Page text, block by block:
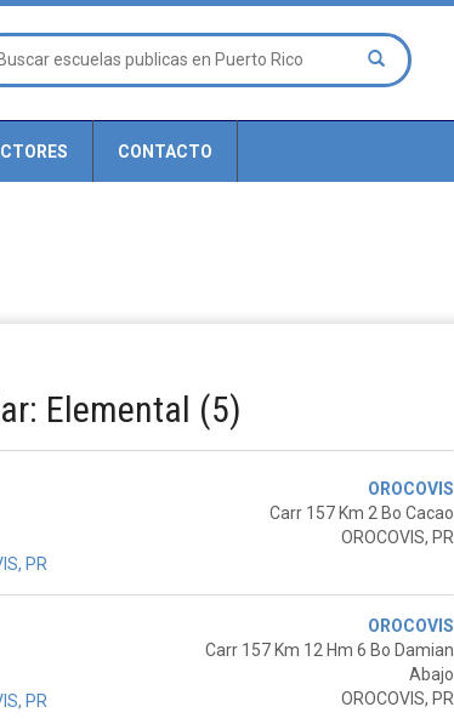
CONTACTO
Elemental (5)
PR
OROCOVIS
Carr 157 Km 2 Bo Cacao
OROCOVIS, PR
PR
OROCOVIS
Carr 157 Km 12 Hm 6 Bo Damian
Abajo
OROCOVIS, PR